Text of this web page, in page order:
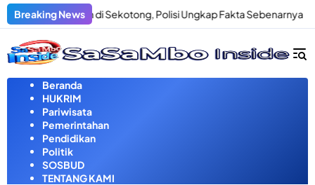
Langsung
ke
Breaking News
di Sekotong, Polisi Ungkap Fakta Sebenarnya Pria
Beranda
HUKRIM
Pariwisata
Pemerintahan
Pendidikan
Politik
SOSBUD
TENTANG KAMI